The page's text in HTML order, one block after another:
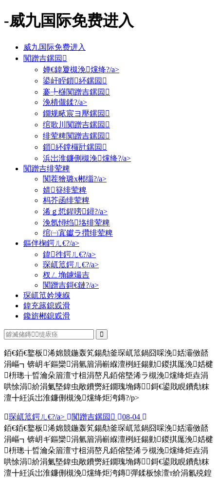
-威九国际免费进入
威九国际免费进入
闃蹭吉鏍囩
婵€鍏夐槻浼爣绛?/a>
鍙屽眰鎻紑鏍囩
褰╄櫣闃蹭吉鏍囩
浼樻儬鍒?/a>
鐗规畩宸ヨ壓鏍囩
绾歌川闃蹭吉鏍囩
绯荤粺闃蹭吉鏍囩
鎻紑鐣欏瓧鏍囩
浜岀淮鐮侀槻浼爣绛?/a>
闃蹭吉绯荤粺
闃茬獪璐х郴缁?/a>
婧簮绯荤粺
杩芥函绯荤粺
浠ｇ悊鍟嗙鐞?/a>
浼氬憳绉垎绯荤粺
绾㈠寘钀ラ攢绯荤粺
鏂伴椈鍔ㄦ€?/a>
鍏徃鍔ㄦ€?/a>
琛屼笟鍔ㄦ€?/a>
杈ㄥ埆鐪熶吉
闃蹭吉鎶€鏈?/a>
琛屼笟妗堜緥
鍏充簬鎴戜滑
鑱旂郴鎴戜滑
銆€銆€鐜板浠婂競鍦轰笂鍚勪釜琛屼笟鍋囧啋浼姡灞傚嚭
涓嶇┓锛岄ギ鏂欒涓氫篃涓嶄緥澶栵紝鍚勭鍐掑厖浼姡楗
枡璁╁晢瀹朵篃澶寸柤涓嶅凡銆傛墍浠ラ槻浼爣绛炬垚涓
哄悇涓紒涓氭墍鍏虫敞鐨勶紝鐗瑰埆鏄鎶€鍙戝睍鐨勪粖
澶╋紝浜岀淮鐮侀槻浼爣绛炬洿鏄?/p>
琛屼笟鍔ㄦ€?/a> 闃蹭吉鏍囩
08-04
銆€銆€鐜板浠婂競鍦轰笂鍚勪釜琛屼笟鍋囧啋浼姡灞傚嚭
涓嶇┓锛岄ギ鏂欒涓氫篃涓嶄緥澶栵紝鍚勭鍐掑厖浼姡楗
枡璁╁晢瀹朵篃澶寸柤涓嶅凡銆傛墍浠ラ槻浼爣绛炬垚涓
哄悇涓紒涓氭墍鍏虫敞鐨勶紝鐗瑰埆鏄鎶€鍙戝睍鐨勪粖
澶╋紝浜岀淮鐮侀槻浼爣绛炬洿鏄彈鍒板悇澶т紒涓氱殑鍠